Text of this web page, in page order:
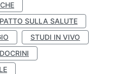
SULLA SALUTE
STUDI IN VIVO